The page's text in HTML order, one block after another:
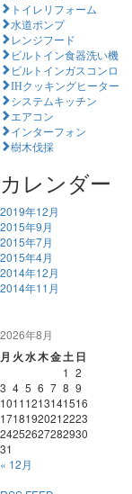
トイレリフォーム
水道ポンプ
レンジフード
ビルトイン食器洗い機
ビルトインガスコンロ
IHクッキングヒーター
システムキッチン
エアコン
インターフォン
樹木伐採
カレンダー
2019年12月
2015年9月
2015年7月
2015年4月
2014年12月
2014年11月
2026年8月
月 火水木金土 日
« 12月
1 2
3 4 5 6 7 8 9
10111213141516
17181920212223
24252627282930
31